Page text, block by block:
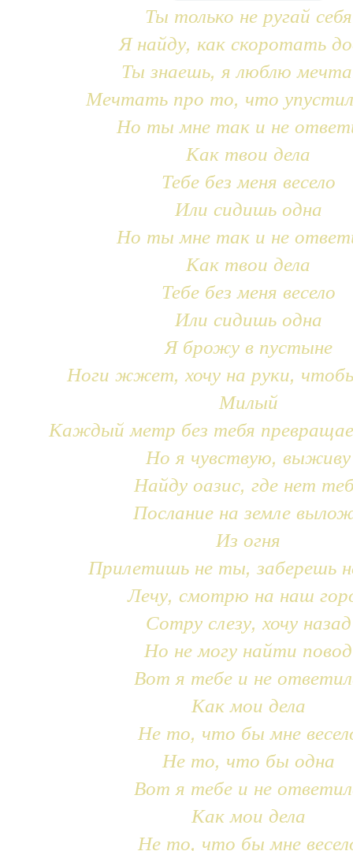
Ты только не ругай себя
Я найду, как скоротать
Ты знаешь, я люблю
Мечтать про то, что
Но ты мне так и не
Как твои дела
Тебе без меня весело
Или сидишь одна
Но ты мне так и не
Как твои дела
Тебе без меня весело
Или сидишь одна
Я брожу в пустыне
Ноги жжет, хочу на руки,
Милый
Каждый метр без тебя
Но я чувствую, выживу
Найду оазис, где нет
Послание на земле
Из огня
Прилетишь не ты, заберешь
Лечу, смотрю на наш
Сотру слезу, хочу назад
Но не могу найти повод
Вот я тебе и не
Как мои дела
Не то, что бы мне
Не то, что бы одна
Вот я тебе и не
Как мои дела
Не то, что бы мне